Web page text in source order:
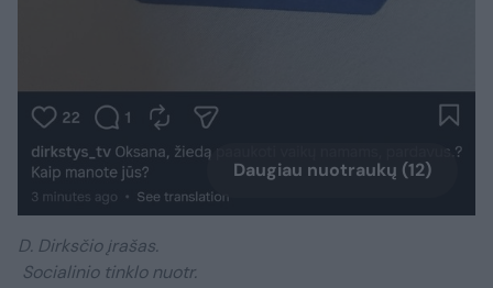
Daugiau nuotraukų (12)
D. Dirksčio įrašas.
Socialinio tinklo nuotr.